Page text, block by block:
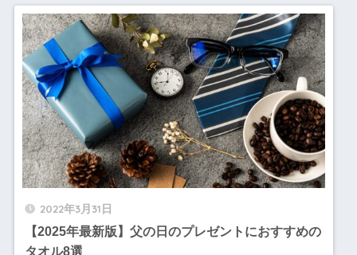
2022年3月31日
【2025年最新版】父の日のプレゼントにおすすめの
タオル8選